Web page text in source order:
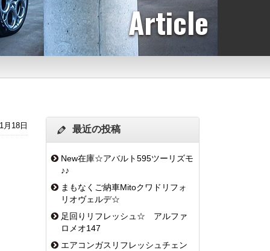
Article
月18日 最近の投稿
New在庫☆アバルト595ツーリズモ
♪♪
まもなくご納車Mitoクワドリフォ
リオヴェルデ☆
足回りリフレッシュ☆ アルファ
ロメオ147
エアコンガスリフレッシュチェン